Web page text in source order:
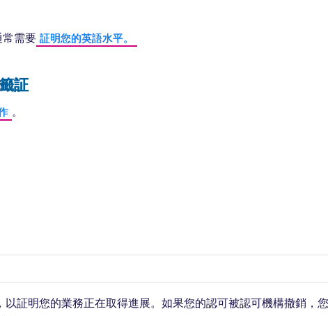
常需要 証明您的英語水平。
証
。
証明您的業務正在取得進展。如果您的認可被認可機構撤銷，